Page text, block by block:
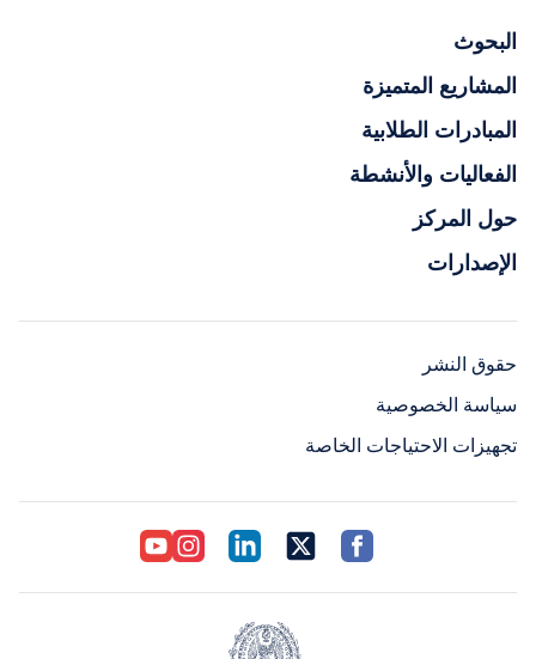
البحوث
المشاريع المتميزة
المبادرات الطلابية
الفعاليات والأنشطة
حول المركز
الإصدارات
حقوق النشر
سياسة الخصوصية
تجهيزات الاحتياجات الخاصة